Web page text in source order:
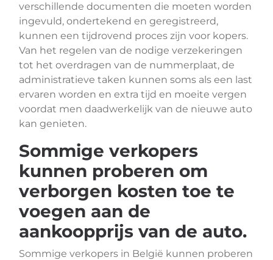
verschillende documenten die moeten worden
ingevuld, ondertekend en geregistreerd,
kunnen een tijdrovend proces zijn voor kopers.
Van het regelen van de nodige verzekeringen
tot het overdragen van de nummerplaat, de
administratieve taken kunnen soms als een last
ervaren worden en extra tijd en moeite vergen
voordat men daadwerkelijk van de nieuwe auto
kan genieten.
Sommige verkopers
kunnen proberen om
verborgen kosten toe te
voegen aan de
aankoopprijs van de auto.
Sommige verkopers in België kunnen proberen